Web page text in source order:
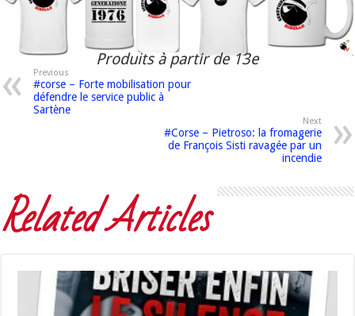
Produits à partir de 13e
Previous
#corse – Forte mobilisation pour
défendre le service public à
Sartène
Next
#Corse – Pietroso: la fromagerie
de François Sisti ravagée par un
incendie
Related Articles